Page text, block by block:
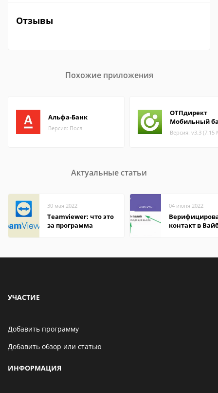
Отзывы
Похожие приложения
Альфа-Банк
Версия: Посл
ОТПдирект
Мобильный
Версия: v3.3 (7.15
Актуальные статьи
30 мая 2022
Teamviewer: что это
за программа
04 июня 2022
контакт в
УЧАСТИЕ
Добавить программу
Добавить обзор или статью
ИНФОРМАЦИЯ